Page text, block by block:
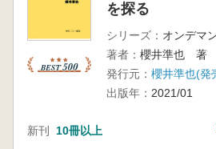
を探る
シリーズ： オンデマ
著者： 櫻井準也 著
発行元： 櫻井準也(発
出版年： 2021/01
新刊 10冊以上